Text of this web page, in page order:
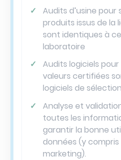
Audits d’usine pour
produits issus de la
sont identiques à
laboratoire
Audits logiciels pour
valeurs certifiées
logiciels de
Analyse et
toutes les
garantir la bonne
données (y
marketing).